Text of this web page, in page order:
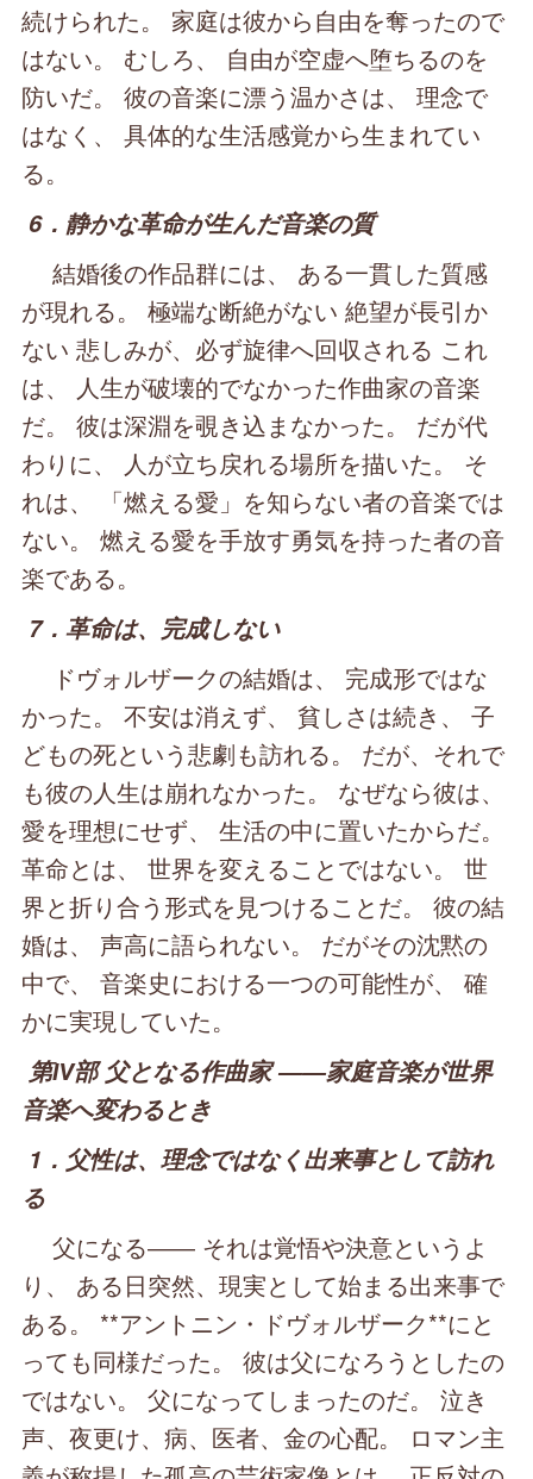
続けられた。 家庭は彼から自由を奪ったので
はない。 むしろ、 自由が空虚へ堕ちるのを
防いだ。 彼の音楽に漂う温かさは、 理念で
はなく、 具体的な生活感覚から生まれてい
る。
6．静かな革命が生んだ音楽の質
結婚後の作品群には、 ある一貫した質感
が現れる。 極端な断絶がない 絶望が長引か
ない 悲しみが、必ず旋律へ回収される これ
は、 人生が破壊的でなかった作曲家の音楽
だ。 彼は深淵を覗き込まなかった。 だが代
わりに、 人が立ち戻れる場所を描いた。 そ
れは、 「燃える愛」を知らない者の音楽では
ない。 燃える愛を手放す勇気を持った者の音
楽である。
7．革命は、完成しない
ドヴォルザークの結婚は、 完成形ではな
かった。 不安は消えず、 貧しさは続き、 子
どもの死という悲劇も訪れる。 だが、それで
も彼の人生は崩れなかった。 なぜなら彼は、
愛を理想にせず、 生活の中に置いたからだ。
革命とは、 世界を変えることではない。 世
界と折り合う形式を見つけることだ。 彼の結
婚は、 声高に語られない。 だがその沈黙の
中で、 音楽史における一つの可能性が、 確
かに実現していた。
第Ⅳ部 父となる作曲家 ――家庭音楽が世界
音楽へ変わるとき
1．父性は、理念ではなく出来事として訪れ
る
父になる―― それは覚悟や決意というよ
り、 ある日突然、現実として始まる出来事で
ある。 **アントニン・ドヴォルザーク**にと
っても同様だった。 彼は父になろうとしたの
ではない。 父になってしまったのだ。 泣き
声、夜更け、病、医者、金の心配。 ロマン主